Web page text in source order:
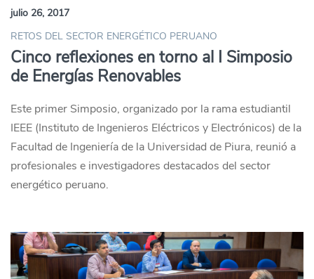
julio 26, 2017
RETOS DEL SECTOR ENERGÉTICO PERUANO
Cinco reflexiones en torno al I Simposio
de Energías Renovables
Este primer Simposio, organizado por la rama estudiantil
IEEE (Instituto de Ingenieros Eléctricos y Electrónicos) de la
Facultad de Ingeniería de la Universidad de Piura, reunió a
profesionales e investigadores destacados del sector
energético peruano.